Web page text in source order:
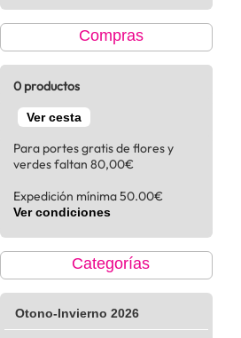
Compras
0 productos
Ver cesta
Para portes gratis de flores y
verdes faltan 80,00€
Expedición mínima 50.00€
Ver condiciones
Categorías
Otono-Invierno 2026